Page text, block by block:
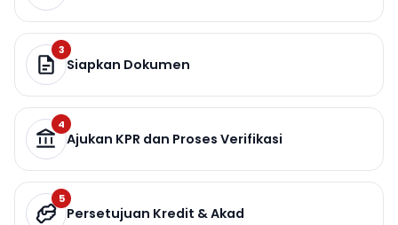
3
Siapkan Dokumen
4
Ajukan KPR dan Proses Verifikasi
5
Persetujuan Kredit & Akad